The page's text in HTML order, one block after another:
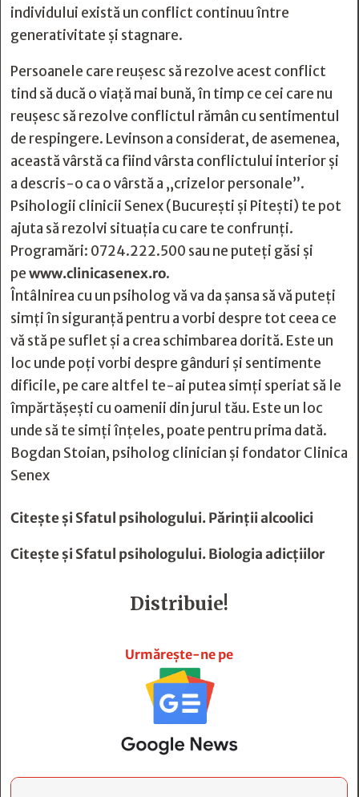
individului există un conflict continuu între
generativitate și stagnare.
Persoanele care reușesc să rezolve acest conflict
tind să ducă o viață mai bună, în timp ce cei care nu
reușesc să rezolve conflictul rămân cu sentimentul
de respingere. Levinson a considerat, de asemenea,
această vârstă ca fiind vârsta conflictului interior și
a descris-o ca o vârstă a „crizelor personale”.
Psihologii clinicii Senex (București și Pitești) te pot
ajuta să rezolvi situația cu care te confrunți.
Programări: 0724.222.500 sau ne puteți găsi și
pewww.clinicasenex.ro.
Întâlnirea cu un psiholog vă va da șansa să vă puteți
simți în siguranță pentru a vorbi despre tot ceea ce
vă stă pe suflet și a crea schimbarea dorită. Este un
loc unde poți vorbi despre gânduri și sentimente
dificile, pe care altfel te-ai putea simți speriat să le
împărtășești cu oamenii din jurul tău. Este un loc
unde să te simți înțeles, poate pentru prima dată.
Bogdan Stoian, psiholog clinician şi fondator Clinica
Senex
Citește șiSfatul psihologului. Părinţii alcoolici
Citește șiSfatul psihologului. Biologia adicţiilor
Distribuie!
Urmărește-ne pe